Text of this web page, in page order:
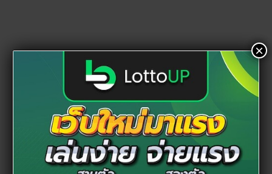
ขอบคุณภาพจากfacebook
วัดสุดท้ายที่อยากแนะนำให้ไป ไหว้พระ อุบลราชธานี ก็คือ
รินธรวราราม”เป็นวัดที่ควรไปในช่วงหัวค่ำและจะได้เห็นแสงสีที่
×